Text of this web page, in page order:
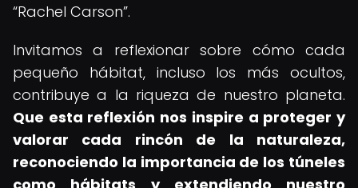
Rachel Carson .
Invitamos a reflexionar sobre cómo cada
pequeño hábitat, incluso los más ocultos,
contribuye a la riqueza de nuestro planeta.
Que esta reflexión nos inspire a proteger y
valorar cada rincón de la naturaleza,
reconociendo la importancia de los túneles